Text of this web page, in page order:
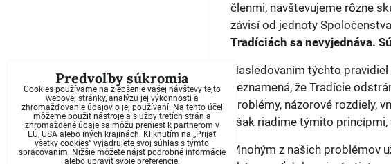
členmi, navštevujeme rôzne
závisí od jednoty
Tradíciách sa nevyjednáva.
Nasledovaním týchto
neznamená, že Tradície
problémy, názorové rozdiely,
však riadime týmito
Mnohým z našich problémov
Predvoľby súkromia
Cookies používame na zlepšenie vašej návštevy tejto
webovej stránky, analýzu jej výkonnosti a
zhromažďovanie údajov o jej používaní. Na tento účel
môžeme použiť nástroje a služby tretích strán a
zhromaždené údaje sa môžu preniesť k partnerom v
EÚ, USA alebo iných krajinách. Kliknutím na „Prijať
všetky cookies“ vyjadrujete svoj súhlas s týmto
spracovaním. Nižšie môžete nájsť podrobné informácie
alebo upraviť svoje preferencie.